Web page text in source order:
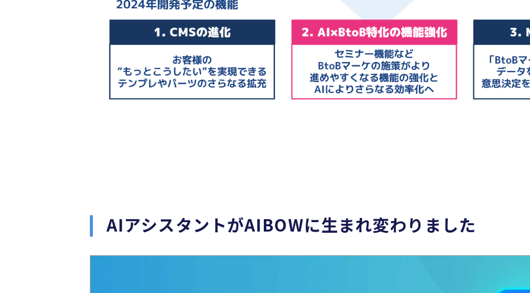
AIアシスタントがAIBOWに生まれ変わりました